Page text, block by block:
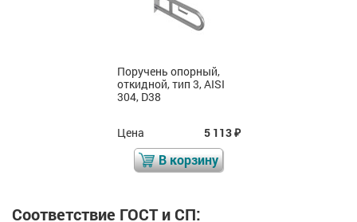
Поручень опорный,
откидной, тип 3, AISI
304, D38
Цена 5 113₽
В корзину
Соответствие ГОСТ и СП: